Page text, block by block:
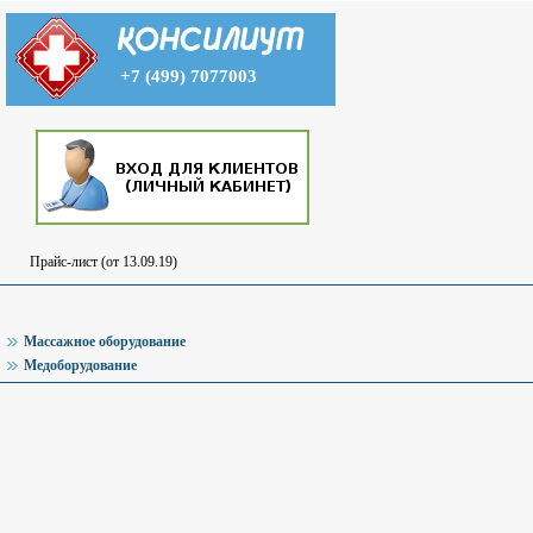
+7 (499) 7077003
Прайс-лист (от 13.09.19)
Массажное оборудование
Медоборудование